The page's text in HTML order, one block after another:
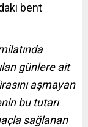
bent
günlere ait
aşmayan
bu tutarı
sağlanan